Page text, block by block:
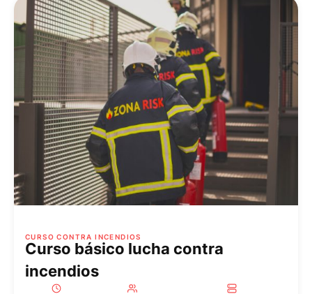
CURSO CONTRA INCENDIOS
Curso básico lucha contra
incendios